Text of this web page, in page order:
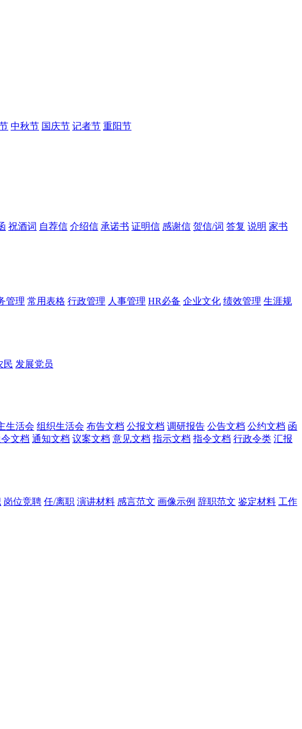
中秋节 国庆节 记者节 重阳节
祝酒词 自荐信 介绍信 承诺书 证明信 感谢信 贺信/词 答复 说明 家书
管理 常用表格 行政管理 人事管理 HR必备 企业文化 绩效管理 生涯规
民 发展党员
生活会 组织生活会 布告文档 公报文档 调研报告 公告文档 公约文档 函
文档 通知文档 议案文档 意见文档 指示文档 指令文档 行政令类 汇报
岗位竞聘 任/离职 演讲材料 感言范文 画像示例 辞职范文 鉴定材料 工作